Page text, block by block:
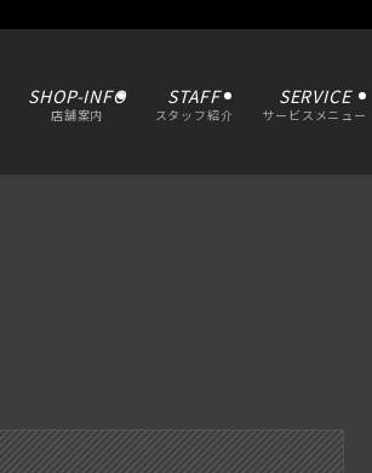
SHOP-INFO
店舗案内
STAFF
スタッフ紹介
SERVICE
サービスメニュー